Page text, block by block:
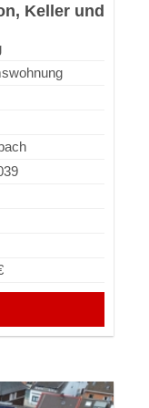
Keller und